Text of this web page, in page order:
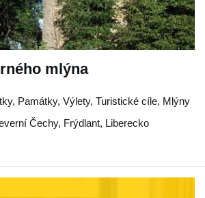
mlýna
Památky, Výlety, Turistické cíle, Mlýny
Čechy, Frýdlant, Liberecko